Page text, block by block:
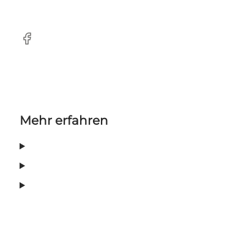
Facebook
Mehr erfahren